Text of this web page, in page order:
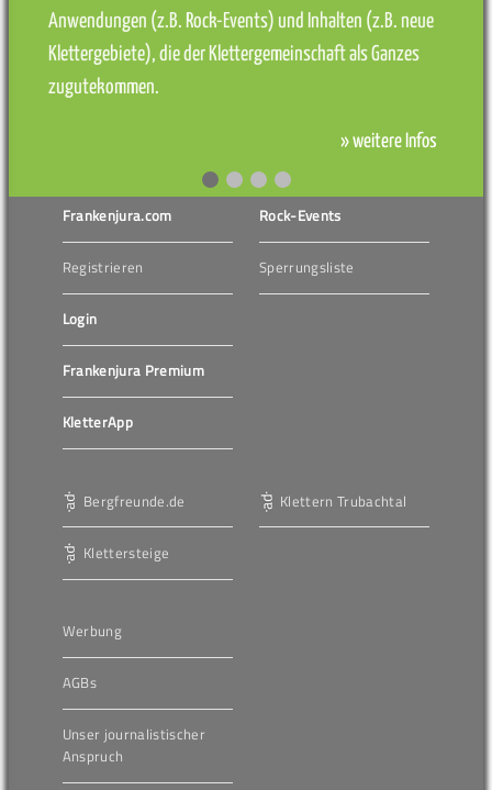
Anwendungen (z.B. Rock-Events) und Inhalten (z.B. neue
Klettergebiete), die der Klettergemeinschaft als Ganzes
zugutekommen.
» weitere Infos
Frankenjura.com
Registrieren
Login
Frankenjura Premium
KletterApp
Rock-Events
Sperrungsliste
Bergfreunde.de
Klettersteige
Klettern Trubachtal
Werbung
AGBs
Unser journalistischer
Anspruch